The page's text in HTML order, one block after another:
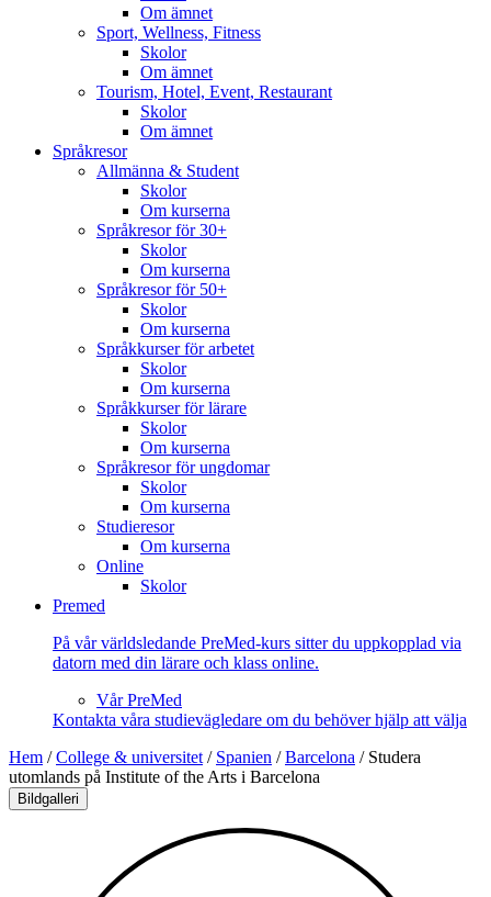
Om ämnet
Sport, Wellness, Fitness
Skolor
Om ämnet
Tourism, Hotel, Event, Restaurant
Skolor
Om ämnet
Språkresor
Allmänna & Student
Skolor
Om kurserna
Språkresor för 30+
Skolor
Om kurserna
Språkresor för 50+
Skolor
Om kurserna
Språkkurser för arbetet
Skolor
Om kurserna
Språkkurser för lärare
Skolor
Om kurserna
Språkresor för ungdomar
Skolor
Om kurserna
Studieresor
Om kurserna
Online
Skolor
Premed
På vår världsledande PreMed-kurs sitter du uppkopplad via
datorn med din lärare och klass online.
Vår PreMed
Kontakta våra studievägledare om du behöver hjälp att välja
Hem /College & universitet/ Spanien /Barcelona / Studera
utomlands på Institute of the Arts i Barcelona
Bildgalleri